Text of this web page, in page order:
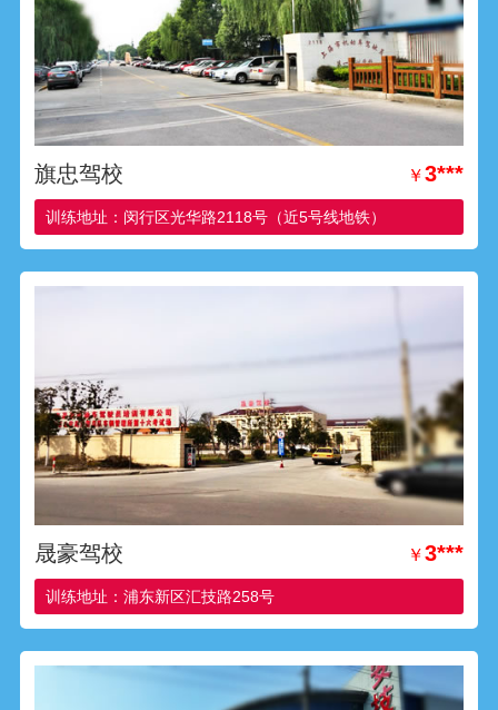
旗忠驾校 ￥3***
训练地址：闵行区光华路2118号（近5号线地铁）
晟豪驾校 ￥3***
训练地址：浦东新区汇技路258号